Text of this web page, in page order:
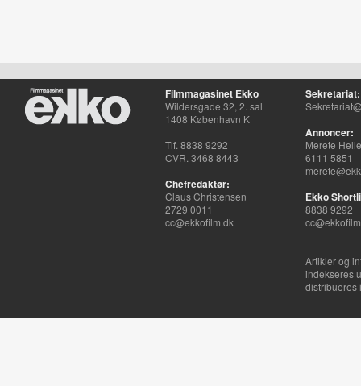
Filmmagasinet Ekko
Wildersgade 32, 2. sal
1408 København K
Tlf. 8838 9292
CVR. 3468 8443
Chefredaktør:
Claus Christensen
2729 0011
cc@ekkofilm.dk
Sekretariat:
Annoncer:
Merete
6111 5851
Ekko
8838 9292
Artikler og
indekseres
distribueres